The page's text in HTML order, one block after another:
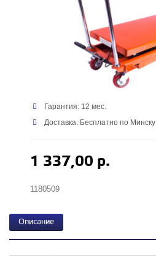
Гарантия: 12 мес.
Доставка: Бесплатно по Минску
1 337,00 р.
1180509
Описание